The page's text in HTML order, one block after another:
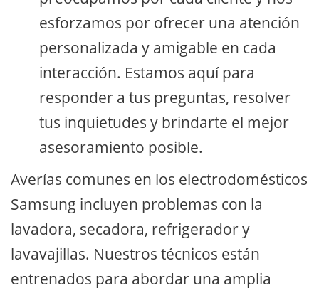
esforzamos por ofrecer una atención
personalizada y amigable en cada
interacción. Estamos aquí para
responder a tus preguntas, resolver
tus inquietudes y brindarte el mejor
asesoramiento posible.
Averías comunes en los electrodomésticos
Samsung incluyen problemas con la
lavadora, secadora, refrigerador y
lavavajillas. Nuestros técnicos están
entrenados para abordar una amplia